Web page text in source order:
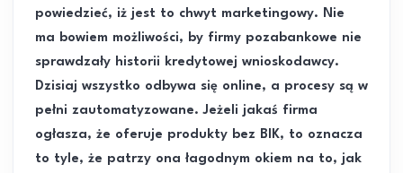
powiedzieć, iż jest to chwyt marketingowy. Nie
ma bowiem możliwości, by firmy pozabankowe nie
sprawdzały historii kredytowej wnioskodawcy.
Dzisiaj wszystko odbywa się online, a procesy są w
pełni zautomatyzowane. Jeżeli jakaś firma
ogłasza, że oferuje produkty bez BIK, to oznacza
to tyle, że patrzy ona łagodnym okiem na to, jak